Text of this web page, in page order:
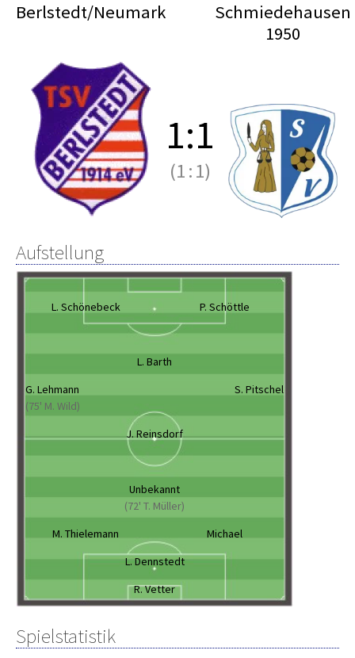
Berlstedt/Neumark
Schmiedehausen
1950
1:1
(1:1)
Aufstellung
L. Schönebeck P. Schöttle
L. Barth
G. Lehmann
(75' M. Wild)
S. Pitschel
J. Reinsdorf
Unbekannt
(72' T. Müller)
M. Thielemann
Michael
L. Dennstedt
R. Vetter
Spielstatistik